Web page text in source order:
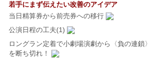
若手にまず伝えたい改善のアイデア
当日精算券から前売券への移行
公演日程の工夫(1)
ロングラン定着で小劇場演劇から〈負の連鎖〉
を断ち切れ！